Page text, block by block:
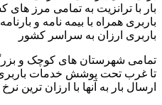
بار با ترانزیت به تمامی مرز های
باربری همراه با بیمه نامه و
باربری ارزان به سراسر کشور
تمامی شهرستان های کوچک و
تا غرب تحت پوشش خدمات باربری
ارسال بار به آنها با ارزان ترین